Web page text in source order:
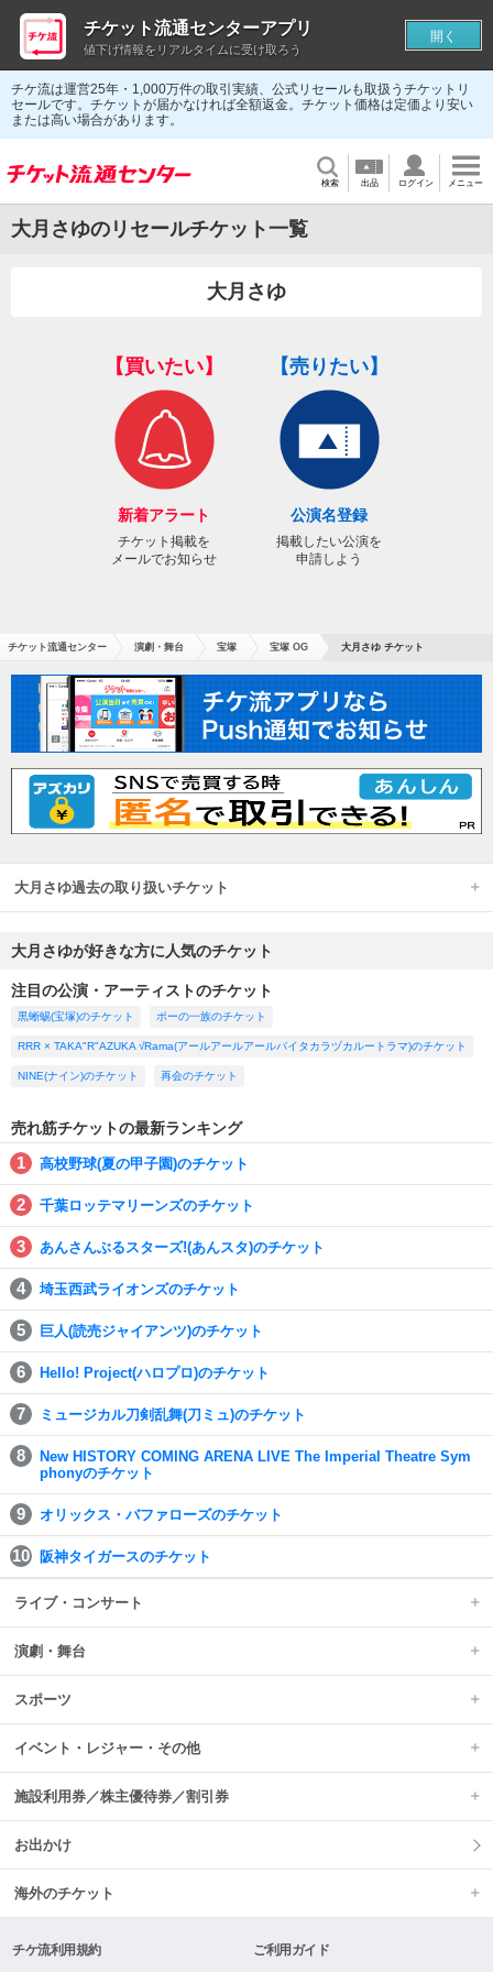
チケ流は運営25年・1,000万件の取引実績、公式リセールも取扱うチケットリ
セールです。チケットが届かなければ全額返金。チケット価格は定価より安い
または高い場合があります。
検索 出品 ログイン メニュー
大月さゆのリセールチケット一覧
大月さゆ
【買いたい】
新着アラート
チケット掲載を
メールでお知らせ
【売りたい】
公演名登録
掲載したい公演を
申請しよう
チケット流通センター 演劇・舞台 宝塚 宝塚 OG 大月さゆ チケット
大月さゆ過去の取り扱いチケット
大月さゆが好きな方に人気のチケット
注目の公演・アーティストのチケット
黒蜥蜴(宝塚)のチケット ポーの一族のチケット
RRR × TAKA"R"AZUKA √Rama(アールアールアールバイタカラヅカルートラマ)のチケット
NINE(ナイン)のチケット 再会のチケット
売れ筋チケットの最新ランキング
高校野球(夏の甲子園)のチケット
千葉ロッテマリーンズのチケット
あんさんぶるスターズ!(あんスタ)のチケット
埼玉西武ライオンズのチケット
巨人(読売ジャイアンツ)のチケット
Hello! Project(ハロプロ)のチケット
ミュージカル刀剣乱舞(刀ミュ)のチケット
New HISTORY COMING ARENA LIVE The Imperial Theatre Sym
phonyのチケット
オリックス・バファローズのチケット
阪神タイガースのチケット
ライブ・コンサート
演劇・舞台
スポーツ
イベント・レジャー・その他
施設利用券／株主優待券／割引券
お出かけ
海外のチケット
チケ流利用規約 ご利用ガイド
チケット流通センターアプリ
値下げ情報をリアルタイムに受け取ろう
開く